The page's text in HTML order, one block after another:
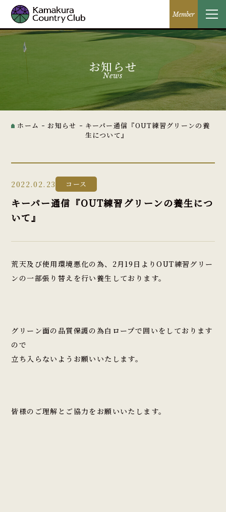
お知らせ
News
ホーム お知らせ
キーパー通信『OUT練習グリーンの養
生について』
2022.02.23 コース
キーパー通信『OUT練習グリーンの養生につ
いて』
荒天及び使用環境悪化の為、2月19日よりOUT練習グリー
ンの一部張り替えを行い養生しております。
グリーン面の品質保護の為白ロープで囲いをしております
ので
立ち入らないようお願いいたします。
皆様のご理解とご協力をお願いいたします。
Member